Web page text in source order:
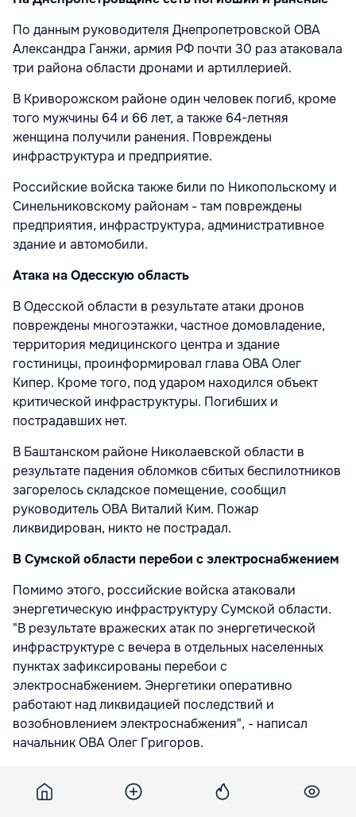
По данным руководителя Днепропетровской ОВА
Александра Ганжи, армия РФ почти 30 раз атаковала
три района области дронами и артиллерией.
В Криворожском районе один человек погиб, кроме
того мужчины 64 и 66 лет, а также 64-летняя
женщина получили ранения. Повреждены
инфраструктура и предприятие.
Российские войска также били по Никопольскому и
Синельниковскому районам - там повреждены
предприятия, инфраструктура, административное
здание и автомобили.
Атака на Одесскую область
В Одесской области в результате атаки дронов
повреждены многоэтажки, частное домовладение,
территория медицинского центра и здание
гостиницы, проинформировал глава ОВА Олег
Кипер. Кроме того, под ударом находился объект
критической инфраструктуры. Погибших и
пострадавших нет.
В Баштанском районе Николаевской области в
результате падения обломков сбитых беспилотников
загорелось складское помещение, сообщил
руководитель ОВА Виталий Ким. Пожар
ликвидирован, никто не пострадал.
В Сумской области перебои с электроснабжением
Помимо этого, российские войска атаковали
энергетическую инфраструктуру Сумской области.
"В результате вражеских атак по энергетической
инфраструктуре с вечера в отдельных населенных
пунктах зафиксированы перебои с
электроснабжением. Энергетики оперативно
работают над ликвидацией последствий и
возобновлением электроснабжения", - написал
начальник ОВА Олег Григоров.
автозаправочной станции, пострадала ее работница.